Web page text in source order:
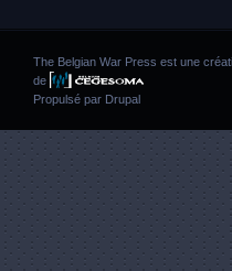
The Belgian War Press est une
de
Propulsé par Drupal